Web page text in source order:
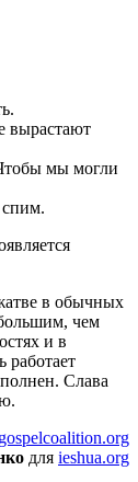
вырастают
мы могли
в обычных
чем
и в
работает
Слава
для ieshua.org